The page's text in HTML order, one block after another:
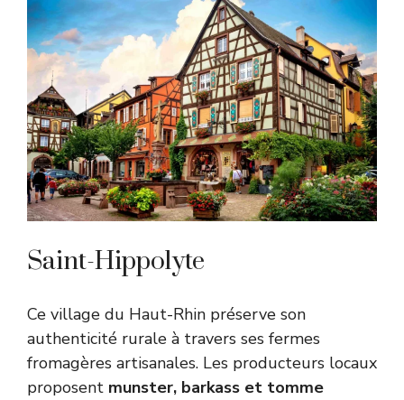
Saint-Hippolyte
Ce village du Haut-Rhin préserve son
authenticité rurale à travers ses fermes
fromagères artisanales. Les producteurs locaux
proposent munster, barkass et tomme